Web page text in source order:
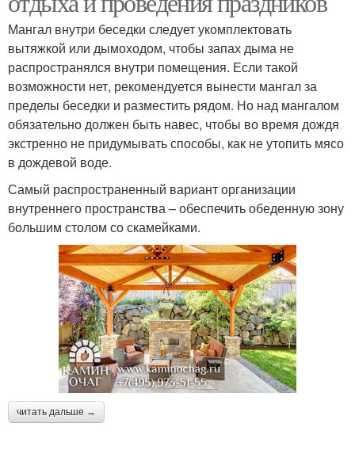
Мангал внутри беседки следует укомплектовать
вытяжкой или дымоходом, чтобы запах дыма не
распространялся внутри помещения. Если такой
возможности нет, рекомендуется вынести мангал за
пределы беседки и разместить рядом. Но над мангалом
обязательно должен быть навес, чтобы во время дождя
экстренно не придумывать способы, как не утопить мясо
в дождевой воде.
Самый распространенный вариант организации
внутреннего пространства – обеспечить обеденную зону
большим столом со скамейками.
читать дальше →